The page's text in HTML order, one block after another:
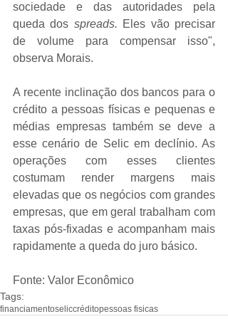
sociedade e das autoridades pela
queda dos spreads. Eles vão precisar
de volume para compensar isso",
observa Morais.
A recente inclinação dos bancos para o
crédito a pessoas físicas e pequenas e
médias empresas também se deve a
esse cenário de Selic em declínio. As
operações com esses clientes
costumam render margens mais
elevadas que os negócios com grandes
empresas, que em geral trabalham com
taxas pós-fixadas e acompanham mais
rapidamente a queda do juro básico.
Fonte: Valor Econômico
Tags:
financiamentoseliccréditopessoas fisicas